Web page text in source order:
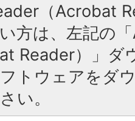
（Acrobat
方は、左記の
Reader）」ダ
トウェアをダ
い。